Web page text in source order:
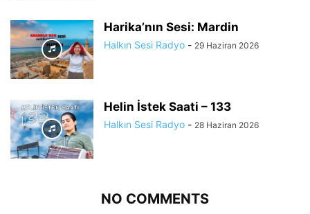
Harika’nın Sesi: Mardin
Halkın Sesi Radyo - 29 Haziran 2026
Helin İstek Saati – 133
Halkın Sesi Radyo - 28 Haziran 2026
NO COMMENTS